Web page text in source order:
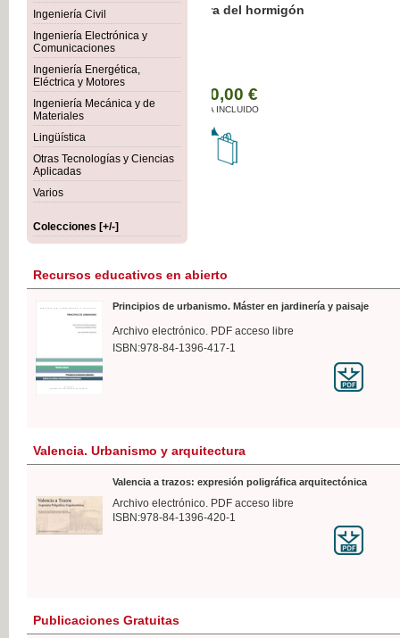
Ingeniería Civil
Ingeniería Electrónica y
Comunicaciones
Ingeniería Energética,
Eléctrica y Motores
Ingeniería Mecánica y de
Materiales
Lingüística
Otras Tecnologías y Ciencias
Aplicadas
Varios
Colecciones [+/-]
Botánica Agroalimentaria
Recursos educativos en abierto
Principios de urbanismo. Máster en jardinería y paisaje
Archivo electrónico. PDF acceso libre
ISBN:978-84-1396-417-1
Valencia. Urbanismo y arquitectura
Valencia a trazos: expresión poligráfica arquitectónica
Archivo electrónico. PDF acceso libre
ISBN:978-84-1396-420-1
Publicaciones Gratuitas